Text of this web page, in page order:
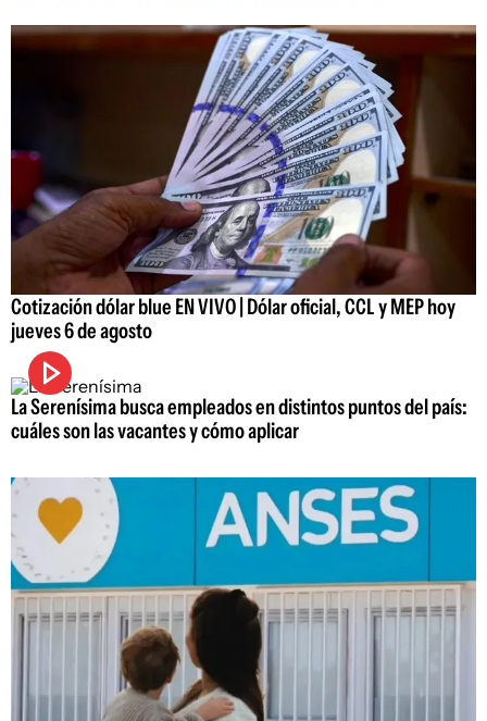
Cotización dólar blue EN VIVO | Dólar oficial, CCL y MEP hoy
jueves 6 de agosto
La Serenísima busca empleados en distintos puntos del país:
cuáles son las vacantes y cómo aplicar